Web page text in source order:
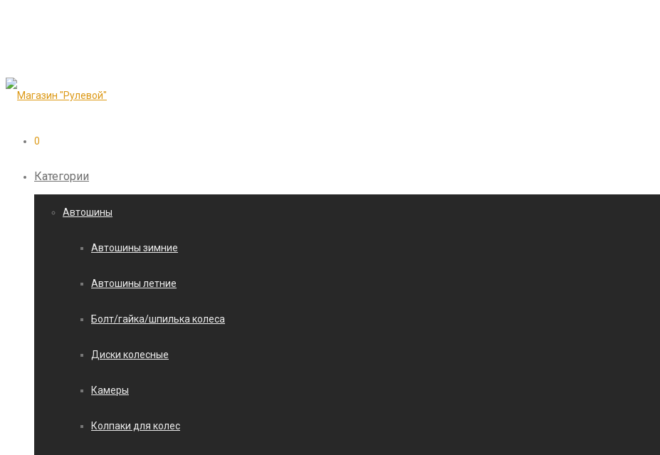
0
Категории
Автошины
Автошины зимние
Автошины летние
Болт/гайка/шпилька колеса
Диски колесные
Камеры
Колпаки для колес